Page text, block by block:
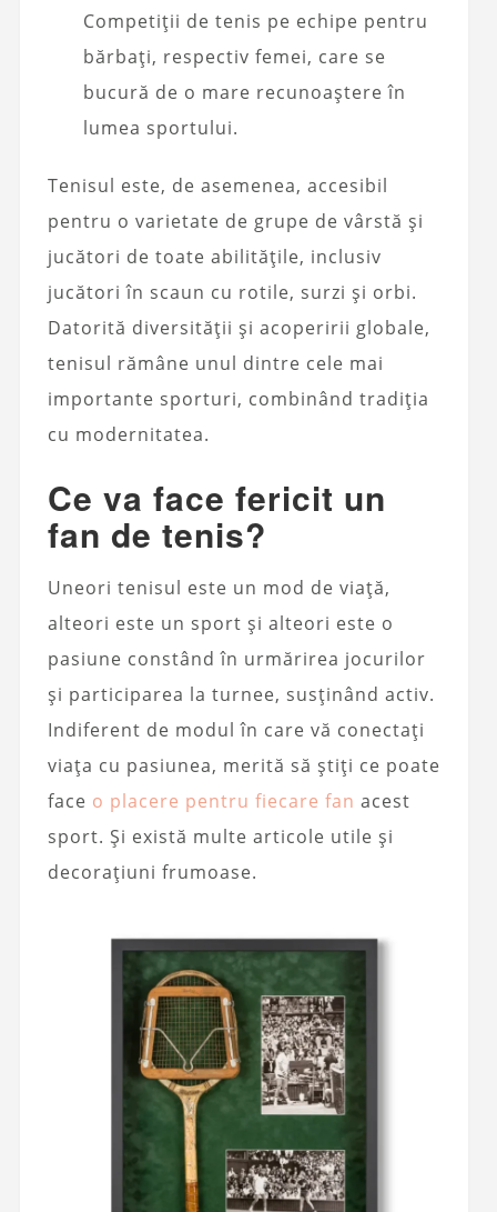
Competiții de tenis pe echipe pentru
bărbați, respectiv femei, care se
bucură de o mare recunoaștere în
lumea sportului.
Tenisul este, de asemenea, accesibil
pentru o varietate de grupe de vârstă și
jucători de toate abilitățile, inclusiv
jucători în scaun cu rotile, surzi și orbi.
Datorită diversității și acoperirii globale,
tenisul rămâne unul dintre cele mai
importante sporturi, combinând tradiția
cu modernitatea.
Ce va face fericit un
fan de tenis?
Uneori tenisul este un mod de viață,
alteori este un sport și alteori este o
pasiune constând în urmărirea jocurilor
și participarea la turnee, susținând activ.
Indiferent de modul în care vă conectați
viața cu pasiunea, merită să știți ce poate
face o placere pentru fiecare fan acest
sport. Și există multe articole utile și
decorațiuni frumoase.